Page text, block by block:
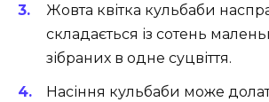
Жовта квітка кульбаби
складається із сотень
зібраних в одне суцвіття.
Насіння кульбаби може